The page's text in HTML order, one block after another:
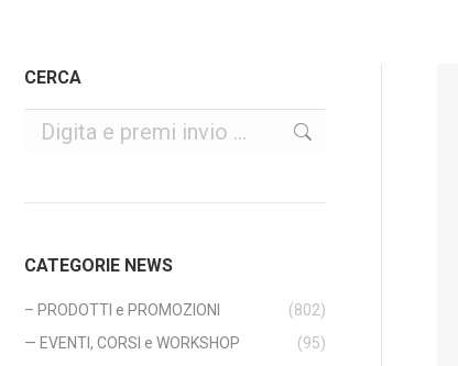
CERCA
Cerca
CATEGORIE NEWS
– PRODOTTI e PROMOZIONI
(802)
— EVENTI, CORSI e WORKSHOP
(95)